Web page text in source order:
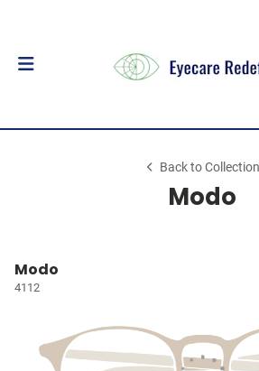
Back to Collection
Modo
Modo
4112